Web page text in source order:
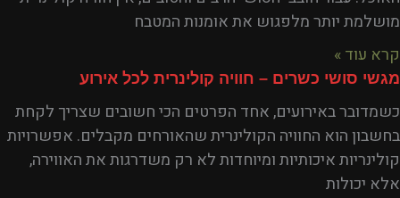
מושלמת יותר מלפגוש את אומנות המטבח
קרא עוד »
מגשי סושי כשרים – חוויה קולינרית לכל אירוע
כשמדובר באירועים, אחד הפרטים הכי חשובים שצריך לקחת
בחשבון הוא החוויה הקולינרית שהאורחים מקבלים. אפשרויות
קולינריות איכותיות ומיוחדות לא רק משדרגות את האווירה,
אלא יכולות